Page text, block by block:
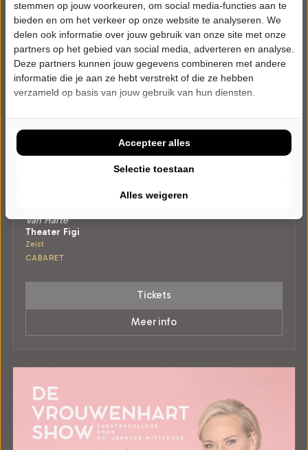
VRIJDAG 2 APRIL 2027 • 20:15 UUR
Van Harte
Theater Figi
Zeist
CABARET
Tickets
Meer info
stemmen op jouw voorkeuren, om social media-functies aan te
bieden en om het verkeer op onze website te analyseren. We
delen ook informatie over jouw gebruik van onze site met onze
partners op het gebied van social media, adverteren en analyse.
Deze partners kunnen jouw gegevens combineren met andere
informatie die je aan ze hebt verstrekt of die ze hebben
verzameld op basis van jouw gebruik van hun diensten.
Alles weigeren
Selectie toestaan
Accepteer alles